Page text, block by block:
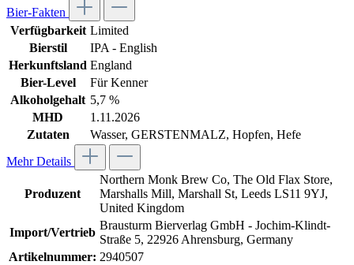
Bier-Fakten
Verfügbarkeit Limited
Bierstil
IPA - English
Herkunftsland England
Bier-Level
Für Kenner
Alkoholgehalt 5,7 %
MHD
1.11.2026
Zutaten
Wasser, GERSTENMALZ, Hopfen, Hefe
Mehr Details
Produzent
Northern Monk Brew Co, The Old Flax Store,
Marshalls Mill, Marshall St, Leeds LS11 9YJ,
United Kingdom
Import/Vertrieb
Brausturm Bierverlag GmbH - Jochim-Klindt-
Straße 5, 22926 Ahrensburg, Germany
Artikelnummer: 2940507